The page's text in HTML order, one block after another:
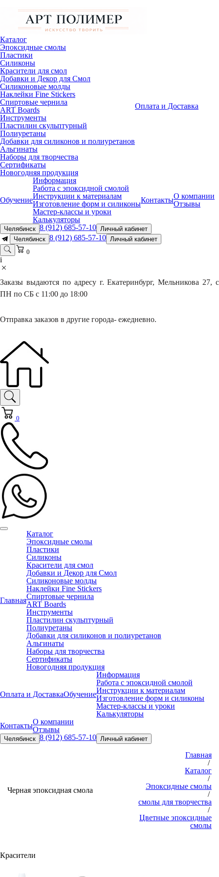
Каталог
Эпоксидные смолы
Пластики
Силиконы
Красители для смол
Добавки и Декор для Смол
Силиконовые молды
Наклейки Fine Stickers
Спиртовые чернила
ART Boards
Инструменты
Пластилин скульптурный
Полиуретаны
Добавки для силиконов и полиуретанов
Альгинаты
Наборы для творчества
Сертификаты
Новогодняя продукция
Оплата и Доставка
Обучение
Информация
Работа с эпоксидной смолой
Инструкции к материалам
Изготовление форм и силиконы
Мастер-классы и уроки
Калькуляторы
КонтактыО компании
Отзывы
Челябинск 8 (912) 685-57-10 Личный кабинет
Челябинск 8 (912) 685-57-10 Личный кабинет
0
i
Заказы выдаются по адресу г. Екатеринбург, Мельникова 27, с
ПН по СБ с 11:00 до 18:00
Отправка заказов в другие города- ежедневно.
0
Главная
Каталог
Эпоксидные смолы
Пластики
Силиконы
Красители для смол
Добавки и Декор для Смол
Силиконовые молды
Наклейки Fine Stickers
Спиртовые чернила
ART Boards
Инструменты
Пластилин скульптурный
Полиуретаны
Добавки для силиконов и полиуретанов
Альгинаты
Наборы для творчества
Сертификаты
Новогодняя продукция
Оплата и ДоставкаОбучение
Информация
Работа с эпоксидной смолой
Инструкции к материалам
Изготовление форм и силиконы
Мастер-классы и уроки
Калькуляторы
КонтактыО компании
Отзывы
Челябинск 8 (912) 685-57-10 Личный кабинет
Черная эпоксидная смола
Главная
/
Каталог
/
Эпоксидные смолы
/
смолы для творчества
/
Цветные эпоксидные
смолы
Красители